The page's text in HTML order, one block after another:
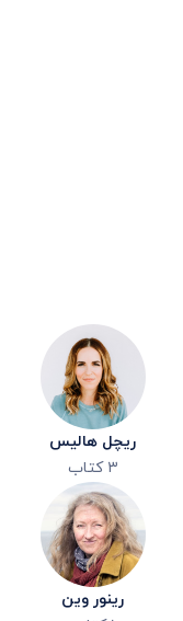
ریچل هالیس
۳ کتاب
رینور وین